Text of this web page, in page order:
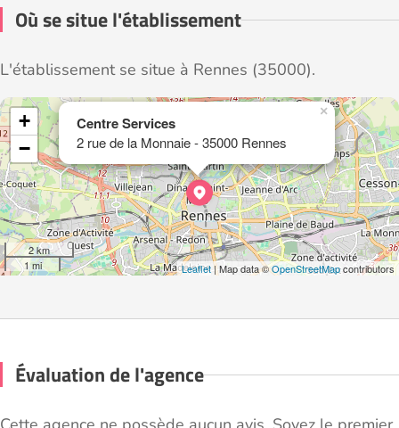
Où se situe l'établissement
L'établissement se situe à Rennes (35000).
Centre Services
2 rue de la Monnaie - 35000 Rennes
×
+
−
2 km
1 mi
Leaflet| Map data ©OpenStreetMapcontributors
Évaluation de l'agence